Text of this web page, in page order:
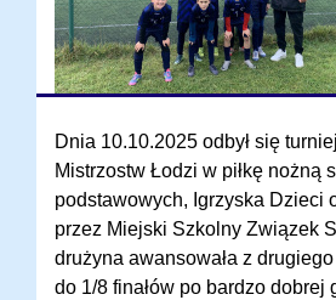
Dnia 10.10.2025 odbył się
Mistrzostw Łodzi w piłkę nożną
podstawowych, Igrzyska Dzieci
przez Miejski Szkolny Związek
drużyna awansowała z
do 1/8 finałów po bardzo